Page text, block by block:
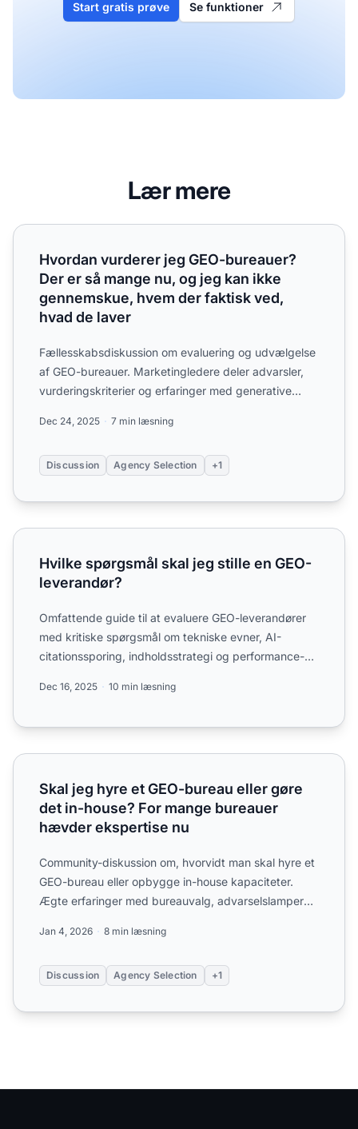
Start gratis prøve Se funktioner
Lær mere
Hvordan vurderer jeg GEO-bureauer? Der er så mange
Hvordan vurderer jeg GEO-bureauer?
Der er så mange nu, og jeg kan ikke
gennemskue, hvem der faktisk ved,
hvad de laver
Fællesskabsdiskussion om evaluering og udvælgelse
af GEO-bureauer. Marketingledere deler advarsler,
vurderingskriterier og erfaringer med generative
Dec 24, 2025 7 min læsning
Discussion Agency Selection +1
Hvilke spørgsmål skal jeg stille en GEO-leverandør?
Hvilke spørgsmål skal jeg stille en GEO-
leverandør?
Omfattende guide til at evaluere GEO-leverandører
med kritiske spørgsmål om tekniske evner, AI-
citationssporing, indholdsstrategi og performance-
Dec 16, 2025 10 min læsning
Skal jeg hyre et GEO-bureau eller gøre det in-house?
Skal jeg hyre et GEO-bureau eller gøre
det in-house? For mange bureauer
hævder ekspertise nu
Community-diskussion om, hvorvidt man skal hyre et
GEO-bureau eller opbygge in-house kapaciteter.
Ægte erfaringer med bureauvalg, advarselslamper
Jan 4, 2026 8 min læsning
Discussion Agency Selection +1